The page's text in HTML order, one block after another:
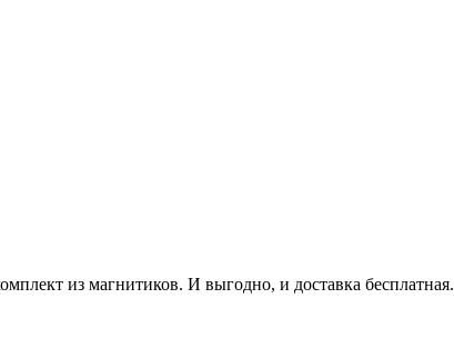
из магнитиков. И выгодно, и доставка бесплатная.